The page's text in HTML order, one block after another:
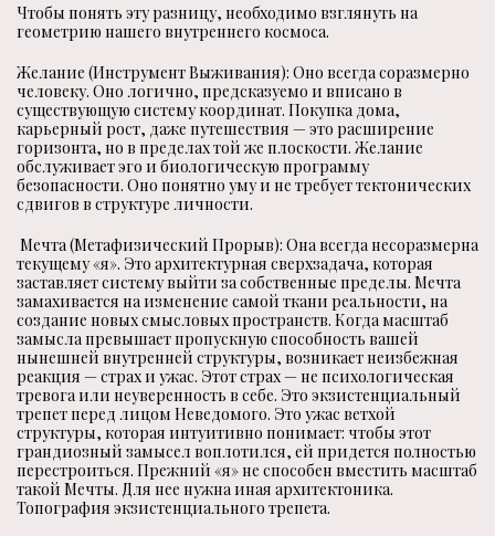
Чтобы понять эту разницу, необходимо взглянуть на
геометрию нашего внутреннего космоса.
Желание (Инструмент Выживания): Оно всегда соразмерно
человеку. Оно логично, предсказуемо и вписано в
существующую систему координат. Покупка дома,
карьерный рост, даже путешествия — это расширение
горизонта, но в пределах той же плоскости. Желание
обслуживает эго и биологическую программу
безопасности. Оно понятно уму и не требует тектонических
сдвигов в структуре личности.
Мечта (Метафизический Прорыв): Она всегда несоразмерна
текущему «я». Это архитектурная сверхзадача, которая
заставляет систему выйти за собственные пределы. Мечта
замахивается на изменение самой ткани реальности, на
создание новых смысловых пространств. Когда масштаб
замысла превышает пропускную способность вашей
нынешней внутренней структуры, возникает неизбежная
реакция — страх и ужас. Этот страх — не психологическая
тревога или неуверенность в себе. Это экзистенциальный
трепет перед лицом Неведомого. Это ужас ветхой
структуры, которая интуитивно понимает: чтобы этот
грандиозный замысел воплотился, ей придется полностью
перестроиться. Прежний «я» не способен вместить масштаб
такой Мечты. Для нее нужна иная архитектоника.
Топография экзистенциального трепета.